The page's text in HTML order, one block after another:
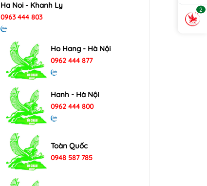
Ha Noi - Khanh Ly
0963 444 803
Ho Hang - Hà Nội
0962 444 877
Hanh - Hà Nội
0962 444 800
Toàn Quốc
0948 587 785
2